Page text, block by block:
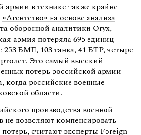
армии в технике также крайне
«Агентство» на основе анализа
оборонной аналитики Oryx,
армия потеряла 695 единиц
253 БМП, 103 танка, 41 БТР, четыре
Это самый высокий
потерь российской армии
когда российские военные
области.
производства военной
не позволяют компенсировать
считают эксперты Foreign